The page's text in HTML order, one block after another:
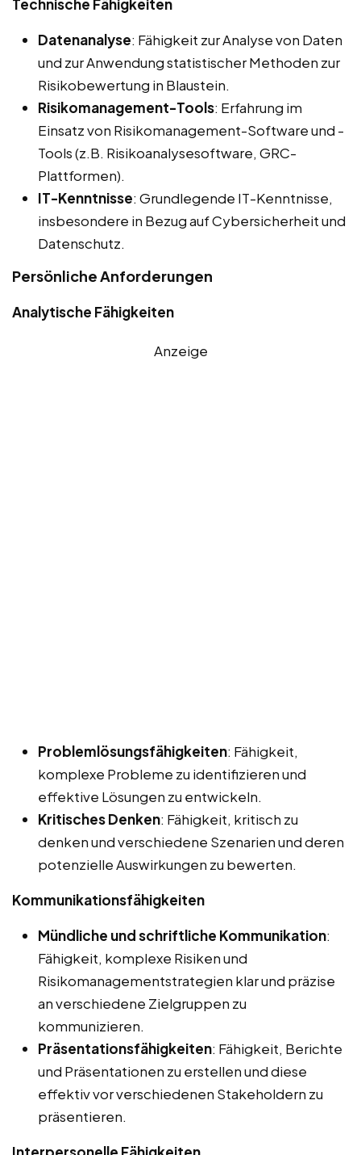
Technische Fähigkeiten
Datenanalyse: Fähigkeit zur Analyse von Daten
und zur Anwendung statistischer Methoden zur
Risikobewertung in Blaustein.
Risikomanagement-Tools: Erfahrung im
Einsatz von Risikomanagement-Software und -
Tools (z.B. Risikoanalysesoftware, GRC-
Plattformen).
IT-Kenntnisse: Grundlegende IT-Kenntnisse,
insbesondere in Bezug auf Cybersicherheit und
Datenschutz.
Persönliche Anforderungen
Analytische Fähigkeiten
Anzeige
Problemlösungsfähigkeiten: Fähigkeit,
komplexe Probleme zu identifizieren und
effektive Lösungen zu entwickeln.
Kritisches Denken: Fähigkeit, kritisch zu
denken und verschiedene Szenarien und deren
potenzielle Auswirkungen zu bewerten.
Kommunikationsfähigkeiten
Mündliche und schriftliche Kommunikation:
Fähigkeit, komplexe Risiken und
Risikomanagementstrategien klar und präzise
an verschiedene Zielgruppen zu
kommunizieren.
Präsentationsfähigkeiten: Fähigkeit, Berichte
und Präsentationen zu erstellen und diese
effektiv vor verschiedenen Stakeholdern zu
präsentieren.